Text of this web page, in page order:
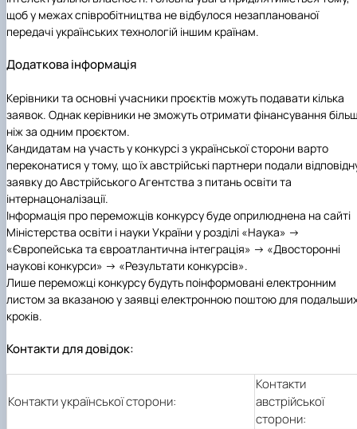
щоб у межах співробітництва не відбулося незапланованої
передачі українських технологій іншим країнам.
Додаткова інформація
Керівники та основні учасники проєктів можуть подавати кілька
заявок. Однак керівники не зможуть отримати фінансування
ніж за одним проєктом.
Кандидатам на участь у конкурсі з української сторони варто
переконатися у тому, що їх австрійські партнери подали
заявку до Австрійського Агентства з питань освіти та
інтернацоналізації.
Інформація про переможців конкурсу буде оприлюднена на сайті
Міністерства освіти і науки України у розділі «Наука» →
«Європейська та євроатлантична інтеграція» → «Двосторонні
наукові конкурси» → «Результати конкурсів».
Лише переможці конкурсу будуть поінформовані електронним
листом за вказаною у заявці електронною поштою для
кроків.
Контакти для довідок:
Контакти української сторони:
Контакти
австрійської
сторони: